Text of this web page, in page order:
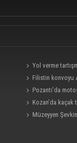
Yol verme
üzerine yürüdü
Filistin konvoyu
Pozantı’da
yeğeni hayatını
Kozan’da
Müzeyyen